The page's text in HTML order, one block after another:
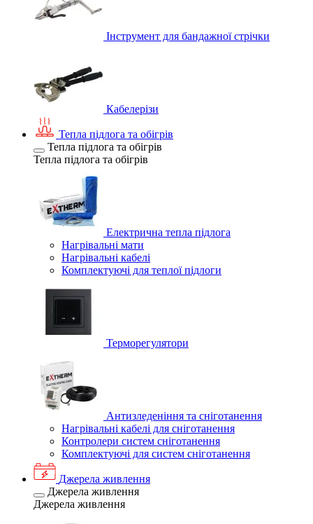
Інструмент для бандажної стрічки
Кабелерізи
Тепла підлога та обігрів
Тепла підлога та обігрів
Тепла підлога та обігрів
Електрична тепла підлога
Нагрівальні мати
Нагрівальні кабелі
Комплектуючі для теплої підлоги
Терморегулятори
Антизледеніння та сніготанення
Нагрівальні кабелі для сніготанення
Контролери систем сніготанення
Комплектуючі для систем сніготанення
Джерела живлення
Джерела живлення
Джерела живлення